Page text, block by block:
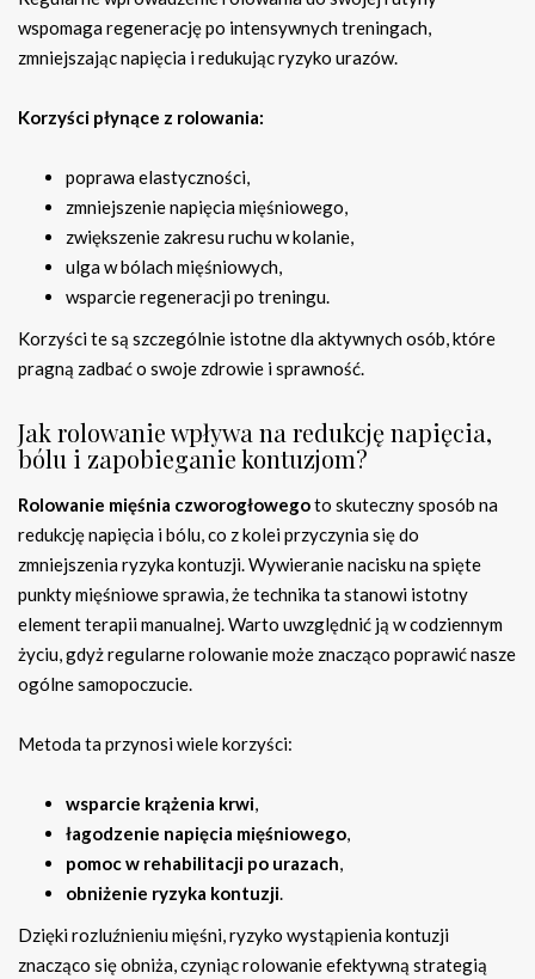
wspomaga regenerację po intensywnych treningach,
zmniejszając napięcia i redukując ryzyko urazów.
Korzyści płynące z rolowania:
poprawa elastyczności,
zmniejszenie napięcia mięśniowego,
zwiększenie zakresu ruchu w kolanie,
ulga w bólach mięśniowych,
wsparcie regeneracji po treningu.
Korzyści te są szczególnie istotne dla aktywnych osób, które
pragną zadbać o swoje zdrowie i sprawność.
Jak rolowanie wpływa na redukcję napięcia,
bólu i zapobieganie kontuzjom?
Rolowanie mięśnia czworogłowegoto skuteczny sposób na
redukcję napięcia i bólu, co z kolei przyczynia się do
zmniejszenia ryzyka kontuzji. Wywieranie nacisku na spięte
punkty mięśniowe sprawia, że technika ta stanowi istotny
element terapii manualnej. Warto uwzględnić ją w codziennym
życiu, gdyż regularne rolowanie może znacząco poprawić nasze
ogólne samopoczucie.
Metoda ta przynosi wiele korzyści:
wsparcie krążenia krwi,
łagodzenie napięcia mięśniowego,
pomoc w rehabilitacji po urazach,
obniżenie ryzyka kontuzji.
Dzięki rozluźnieniu mięśni, ryzyko wystąpienia kontuzji
znacząco się obniża, czyniąc rolowanie efektywną strategią